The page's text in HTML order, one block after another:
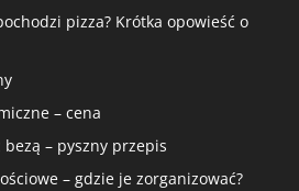
pizza? Krótka opowieść o
– cena
– pyszny przepis
– gdzie je zorganizować?